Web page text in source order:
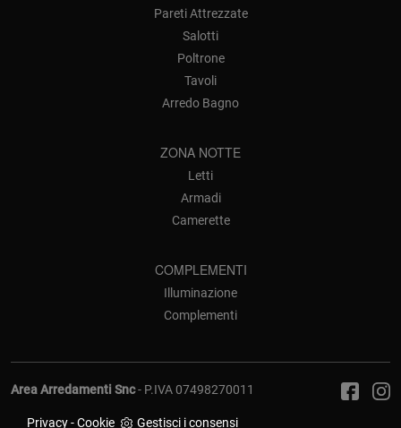
Pareti Attrezzate
Salotti
Poltrone
Tavoli
Arredo Bagno
ZONA NOTTE
Letti
Armadi
Camerette
COMPLEMENTI
Illuminazione
Complementi
Area Arredamenti Snc- P.IVA 07498270011
Privacy-Cookie Gestisci i consensi